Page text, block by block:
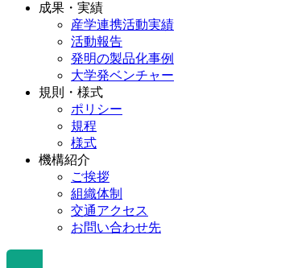
成果・実績
産学連携活動実績
活動報告
発明の製品化事例
大学発ベンチャー
規則・様式
ポリシー
規程
様式
機構紹介
ご挨拶
組織体制
交通アクセス
お問い合わせ先